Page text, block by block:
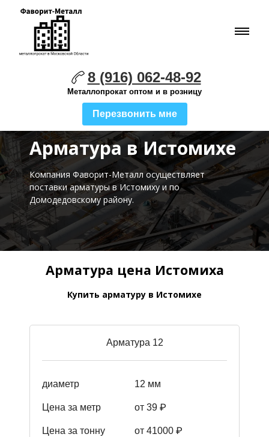
8 (916) 062-48-92
Металлопрокат оптом и в розницу
Перезвонить мне
Арматура в Истомихе
Компания Фаворит-Металл осуществляет
поставкиарматуры в Истомиху и по
Домодедовскому району.
Арматура цена Истомиха
Купить арматуру в Истомихе
Арматура 12
диаметр 12 мм
Цена за метр от 39 ₽
Цена за тонну от 41000 ₽